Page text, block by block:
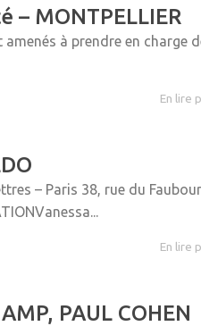
MONTPELLIER
à prendre en charge
En lire
– Paris 38, rue du
En lire
PAUL COHEN